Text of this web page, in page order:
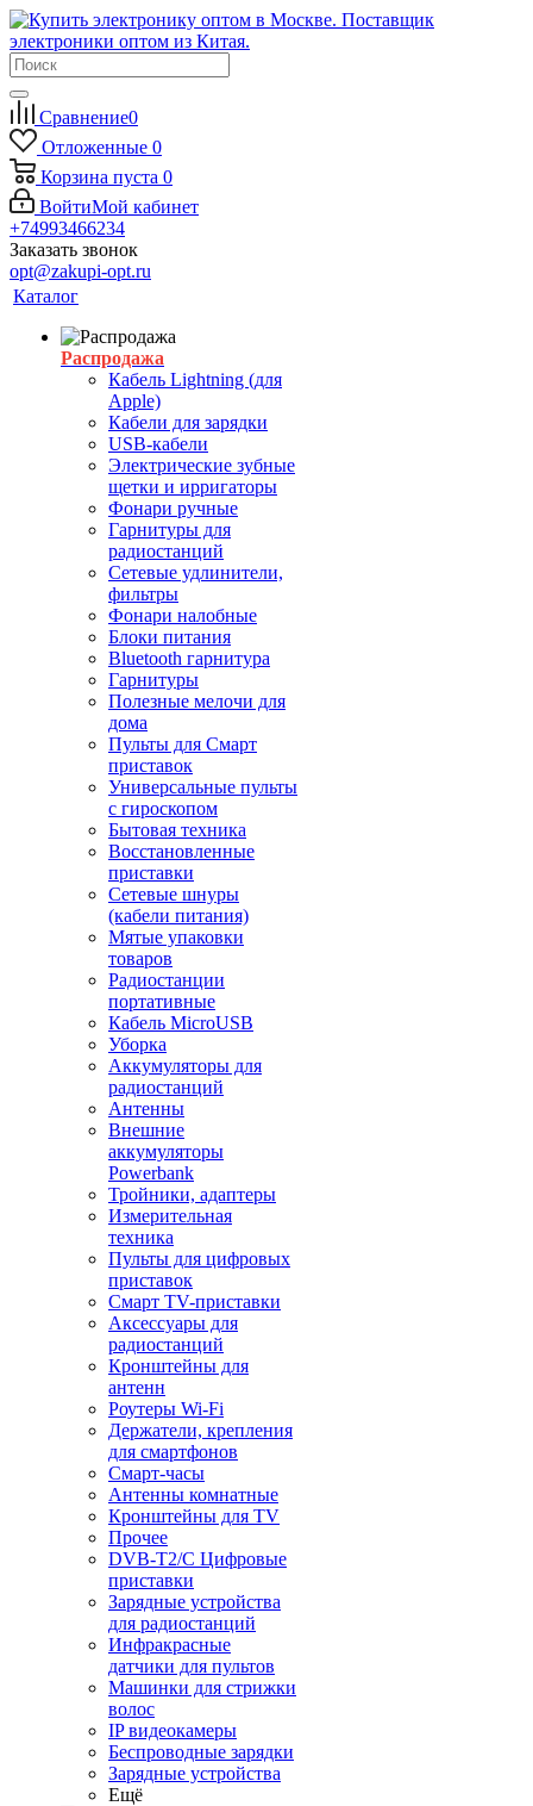
Сравнение0
Отложенные 0
Корзина пуста 0
ВойтиМой кабинет
+74993466234
Заказать звонок
opt@zakupi-opt.ru
Каталог
Распродажа
Кабель Lightning (для
Apple)
Кабели для зарядки
USB-кабели
Электрические зубные
щетки и ирригаторы
Фонари ручные
Гарнитуры для
радиостанций
Сетевые удлинители,
фильтры
Фонари налобные
Блоки питания
Bluetooth гарнитура
Гарнитуры
Полезные мелочи для
дома
Пульты для Смарт
приставок
Универсальные пульты
с гироскопом
Бытовая техника
Восстановленные
приставки
Сетевые шнуры
(кабели питания)
Мятые упаковки
товаров
Радиостанции
портативные
Кабель MicroUSB
Уборка
Аккумуляторы для
радиостанций
Антенны
Внешние
аккумуляторы
Powerbank
Тройники, адаптеры
Измерительная
техника
Пульты для цифровых
приставок
Смарт ТV-приставки
Аксессуары для
радиостанций
Кронштейны для
антенн
Роутеры Wi-Fi
Держатели, крепления
для смартфонов
Смарт-часы
Антенны комнатные
Кронштейны для TV
Прочее
DVB-T2/C Цифровые
приставки
Зарядные устройства
для радиостанций
Инфракрасные
датчики для пультов
Машинки для стрижки
волос
IP видеокамеры
Беспроводные зарядки
Зарядные устройства
Ещё